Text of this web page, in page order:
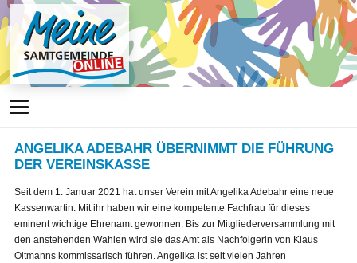
ANGELIKA ADEBAHR ÜBERNIMMT DIE FÜHRUNG
DER VEREINSKASSE
Seit dem 1. Januar 2021 hat unser Verein mit Angelika Adebahr eine neue
Kassenwartin. Mit ihr haben wir eine kompetente Fachfrau für dieses
eminent wichtige Ehrenamt gewonnen. Bis zur Mitgliederversammlung mit
den anstehenden Wahlen wird sie das Amt als Nachfolgerin von Klaus
Oltmanns kommissarisch führen. Angelika ist seit vielen Jahren